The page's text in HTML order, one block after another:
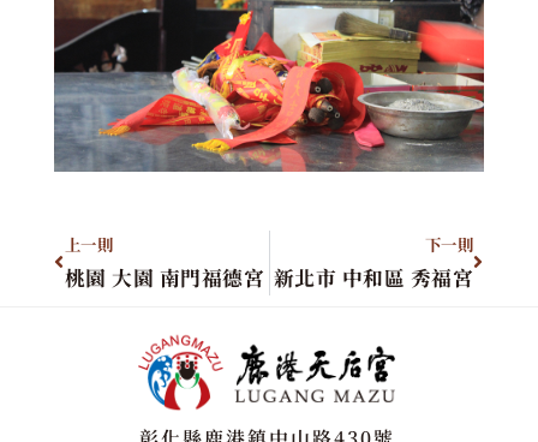
上一則
桃園 大園 南門福德宮
下一則
新北市 中和區 秀福宮